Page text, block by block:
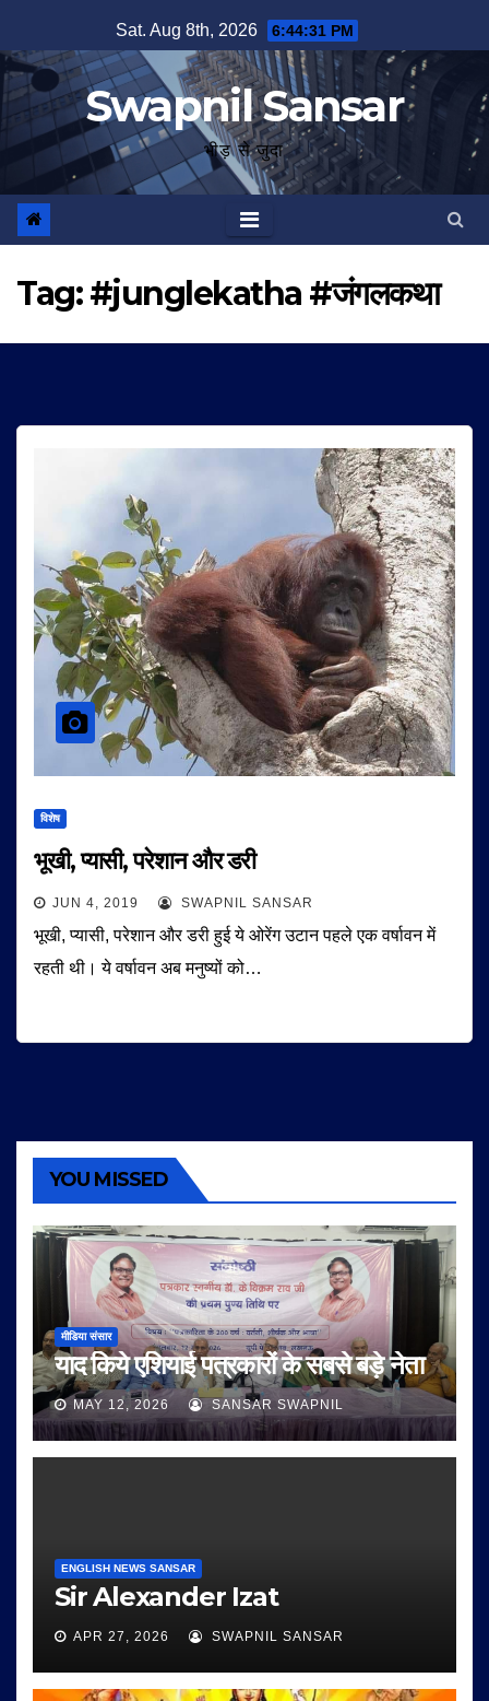
to
content
Sat. Aug 8th, 2026 6:44:31 PM
Swapnil Sansar
भीड़ से जुदा
Tag:#junglekatha #जंगलकथा
विशेष
भूखी, प्यासी, परेशान और डरी
JUN 4, 2019 SWAPNIL SANSAR
भूखी, प्यासी, परेशान और डरी हुई ये ओरेंग उटान पहले एक वर्षावन में
रहती थी। ये वर्षावन अब मनुष्यों को…
YOU MISSED
मीडिया संसार
याद किये एशियाई पत्रकारों के सबसे बड़े नेता
MAY 12, 2026 SANSAR SWAPNIL
ENGLISH NEWS SANSAR
Sir Alexander Izat
APR 27, 2026 SWAPNIL SANSAR